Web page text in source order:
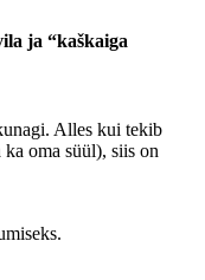
ja “kaškaiga
Alles kui tekib
oma süül), siis on